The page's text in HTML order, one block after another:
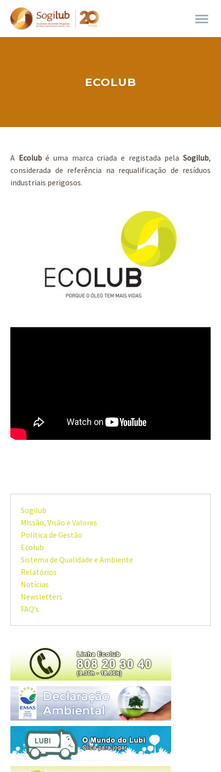
ECOLUB
A Ecolubé uma marca criada e registada pelaSogilub,
considerada de referência na requalificação de resíduos
industriais perigosos.
Sogilub
Missão, Visão e Valores
Política de Gestão
Ecolub
Sistema de Qualidade e Ambiente
Relatórios
Notícias
Newsletters
FAQ’s